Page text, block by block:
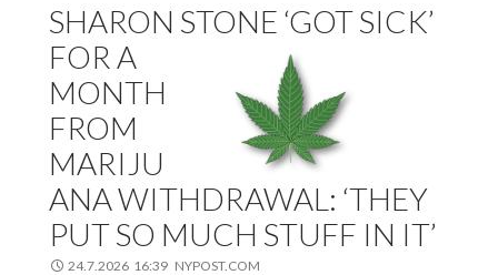
SHARON STONE ‘GOT SICK’
FOR A
MONTH
FROM
MARIJU
ANA WITHDRAWAL: ‘THEY
PUT SO MUCH STUFF IN IT’
24.7.2026 16:39 NYPOST.COM